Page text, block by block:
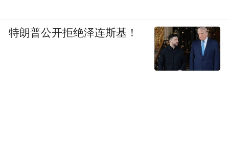
特朗普公开拒绝泽连斯基！